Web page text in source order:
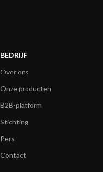
BEDRIJF
Over ons
Onze producten
B2B-platform
Stichting
Pers
Contact